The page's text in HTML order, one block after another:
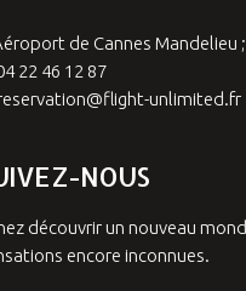
de Cannes Mandelieu
22 46 12 87
unlimited.fr
NOUS
découvrir un nouveau
encore inconnues.